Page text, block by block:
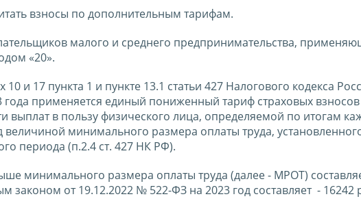
взносы по дополнительным тарифам.
малого и среднего предпринимательства,
«20».
и 17 пункта 1 и пункте 13.1 статьи 427 Налогового кодекса
применяется единый пониженный тариф страховых
выплат в пользу физического лица, определяемой по итогам
минимального размера оплаты труда,
периода (п.2.4 ст. 427 НК РФ).
минимального размера оплаты труда (далее - МРОТ)
от 19.12.2022 № 522-ФЗ на 2023 год составляет - 16242